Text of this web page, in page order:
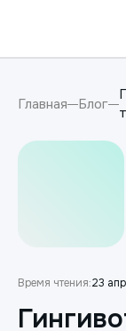
Главная Блог
Время чтения:23